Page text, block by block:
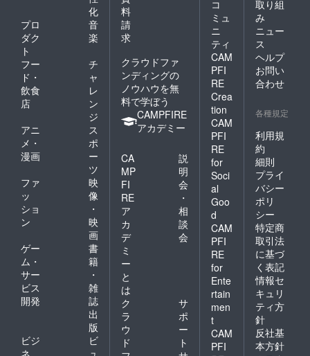
化
プロ
ダク
ト
音
楽
フー
ド・
飲食
店
チ
ャ
レ
ン
ジ
アニ
メ・
漫画
ス
ポ
ー
ツ
ファ
ッ
ショ
ン
映
像
・
映
画
ゲー
ム・
サー
ビス
開発
書
籍
・
雑
誌
出
版
ビジ
ビ
料
請
求
クラウドファ
ンディングの
ノウハウを無
料で学ぼう
CAMPFIRE
アカデミー
CA
MP
FI
RE
ア
カ
デ
ミ
ー
と
は
説
明
会
・
相
談
会
ク
ラ
ウ
ド
サ
ポ
ー
ト
コ
ミュ
ニ
ティ
CAM
PFI
RE
Crea
tion
CAM
PFI
RE
for
Soci
al
Goo
d
CAM
PFI
RE
for
Ente
rtain
men
t
CAM
PFI
取り組
み
ニュー
ス
ヘルプ
お問い
合わせ
各種規定
利用規
約
細則
プライ
バシー
ポリ
シー
特定商
取引法
に基づ
く表記
情報セ
キュリ
ティ方
針
反社基
本方針